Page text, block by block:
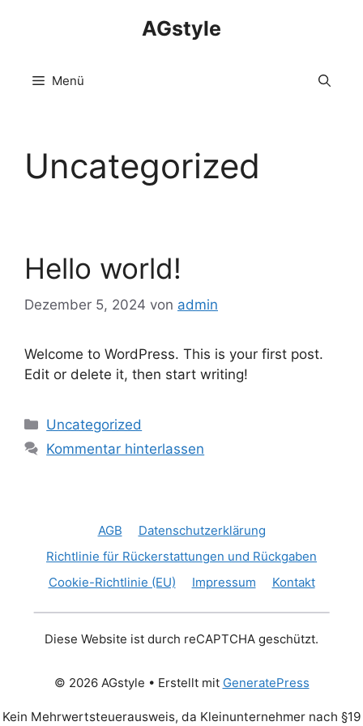
AGstyle
Menü
Uncategorized
Hello world!
Dezember 5, 2024 von admin
Welcome to WordPress. This is your first post.
Edit or delete it, then start writing!
Kategorien
Uncategorized
Kommentar hinterlassen
AGB
Datenschutzerklärung
Richtlinie für Rückerstattungen und Rückgaben
Cookie-Richtlinie (EU)
Impressum Kontakt
Diese Website ist durch reCAPTCHA geschützt.
© 2026 AGstyle • Erstellt mit GeneratePress
Kein Mehrwertsteuerausweis, da Kleinunternehmer nach §19